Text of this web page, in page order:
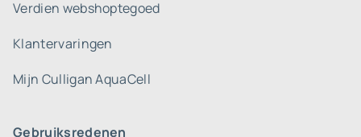
Verdien webshoptegoed
Klantervaringen
Mijn Culligan AquaCell
Gebruiksredenen